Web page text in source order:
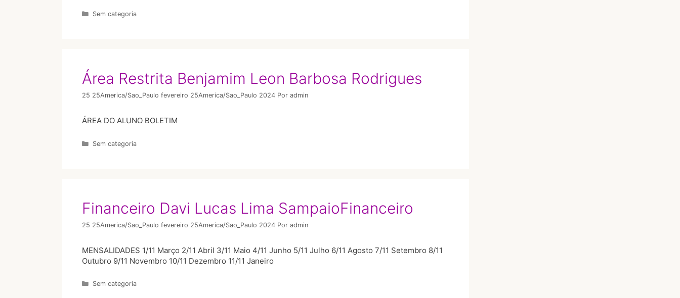
Sem categoria
Área Restrita Benjamim Leon Barbosa Rodrigues
25 25America/Sao_Paulo fevereiro 25America/Sao_Paulo 2024 Por admin
ÁREA DO ALUNO​ BOLETIM
Sem categoria
Financeiro Davi Lucas Lima SampaioFinanceiro
25 25America/Sao_Paulo fevereiro 25America/Sao_Paulo 2024 Por admin
MENSALIDADES 1/11 Março 2/11 Abril 3/11 Maio 4/11 Junho 5/11 Julho 6/11 Agosto 7/11 Setembro 8/11
Outubro 9/11 Novembro 10/11 Dezembro 11/11 Janeiro
Sem categoria